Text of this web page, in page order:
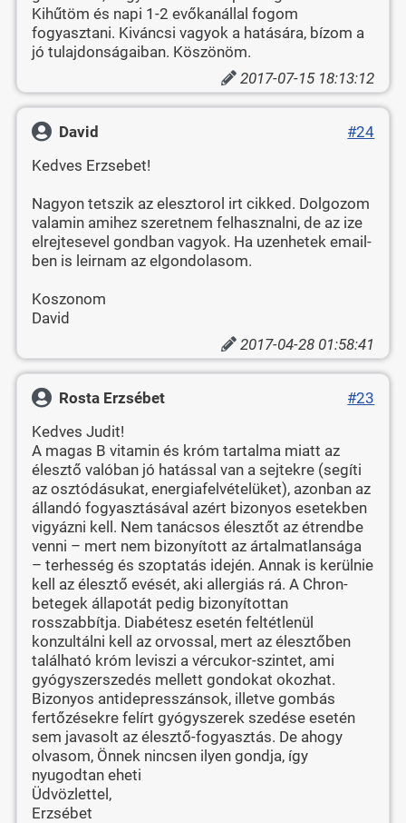
Kihűtöm és napi 1-2 evőkanállal fogom
fogyasztani. Kiváncsi vagyok a hatására, bízom a
jó tulajdonságaiban. Köszönöm.
2017-07-15 18:13:12
David
#24
Kedves Erzsebet!
Nagyon tetszik az elesztorol irt cikked. Dolgozom
valamin amihez szeretnem felhasznalni, de az ize
elrejtesevel gondban vagyok. Ha uzenhetek email-
ben is leirnam az elgondolasom.
Koszonom
David
2017-04-28 01:58:41
Rosta Erzsébet
#23
Kedves Judit!
A magas B vitamin és króm tartalma miatt az
élesztő valóban jó hatással van a sejtekre (segíti
az osztódásukat, energiafelvételüket), azonban az
állandó fogyasztásával azért bizonyos esetekben
vigyázni kell. Nem tanácsos élesztőt az étrendbe
venni – mert nem bizonyított az ártalmatlansága
– terhesség és szoptatás idején. Annak is kerülnie
kell az élesztő evését, aki allergiás rá. A Chron-
betegek állapotát pedig bizonyítottan
rosszabbítja. Diabétesz esetén feltétlenül
konzultálni kell az orvossal, mert az élesztőben
található króm leviszi a vércukor-szintet, ami
gyógyszerszedés mellett gondokat okozhat.
Bizonyos antidepresszánsok, illetve gombás
fertőzésekre felírt gyógyszerek szedése esetén
sem javasolt az élesztő-fogyasztás. De ahogy
olvasom, Önnek nincsen ilyen gondja, így
nyugodtan eheti
Üdvözlettel,
Erzsébet